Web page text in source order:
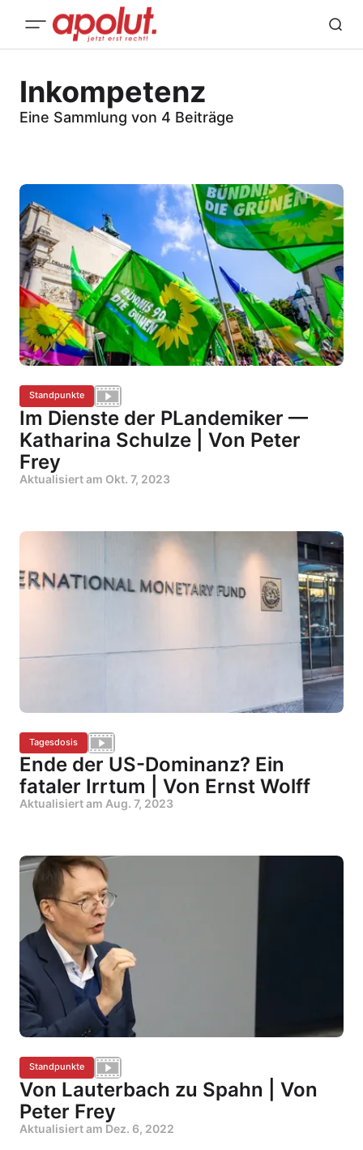
Inkompetenz
Eine Sammlung von 4 Beiträge
Standpunkte
Im Dienste der PLandemiker —
Katharina Schulze | Von Peter
Frey
Aktualisiert am Okt. 7, 2023
Tagesdosis
Ende der US-Dominanz? Ein
fataler Irrtum | Von Ernst Wolff
Aktualisiert am Aug. 7, 2023
Standpunkte
Von Lauterbach zu Spahn | Von
Peter Frey
Aktualisiert am Dez. 6, 2022